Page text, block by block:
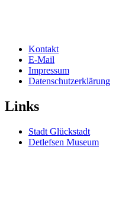
Kontakt
E-Mail
Impressum
Datenschutzerklärung
Links
Stadt Glückstadt
Detlefsen Museum